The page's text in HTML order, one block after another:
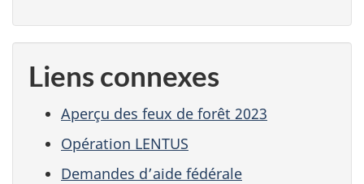
Liens connexes
Aperçu des feux de forêt 2023
Opération LENTUS
Demandes d’aide fédérale